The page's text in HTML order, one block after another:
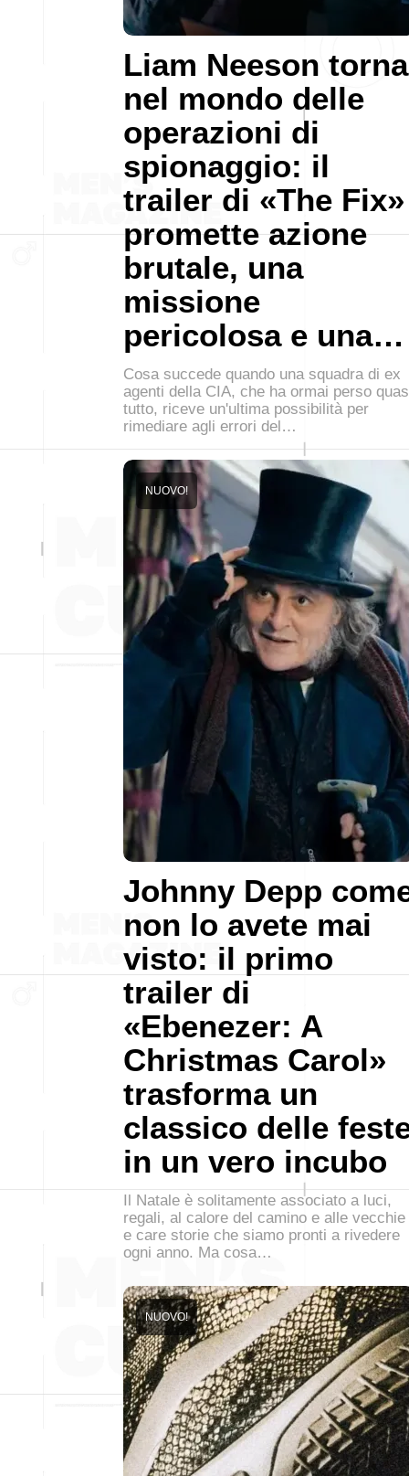
Liam Neeson torna
nel mondo delle
operazioni di
spionaggio: il
trailer di «The Fix»
promette azione
brutale, una
missione
pericolosa e una…
Cosa succede quando una squadra di ex
agenti della CIA, che ha ormai perso
tutto, riceve un'ultima possibilità per
rimediare agli errori del…
Johnny Depp
non lo avete mai
visto: il primo
trailer di
«Ebenezer: A
Christmas Carol»
trasforma un
classico delle
in un vero incubo
NUOVO!
Il Natale è solitamente associato a luci,
regali, al calore del camino e alle vecchie
e care storie che siamo pronti a rivedere
ogni anno. Ma cosa…
NUOVO!